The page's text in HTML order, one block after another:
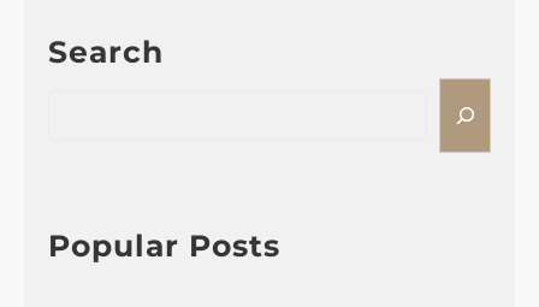
Search
h
Popular Posts